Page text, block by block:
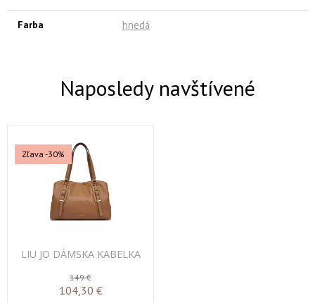
Farba hnedá
Naposledy navštívené
LIU JO DÁMSKA KABELKA
Zľava -30%
149 €
104,30 €